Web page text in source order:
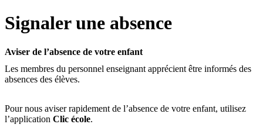
Signaler une absence
Aviser de l’absence de votre enfant
Les membres du personnel enseignant apprécient être informés des
absences des élèves.
Pour nous aviser rapidement de l’absence de votre enfant, utilisez
l’application Clic école.